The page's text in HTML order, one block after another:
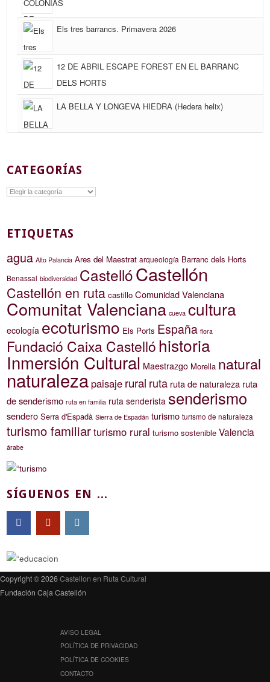
Els tres barrancs. Primavera 2026
12 DE ABRIL ESCAPE FOREST EN EL BARRANC
DELS HORTS
LA BELLA Y LONGEVA HIEDRA (Hedera helix)
CATEGORÍAS
Categorías
ETIQUETAS
agua Alto Palancia Ares del Maestrat arqueología Barranc dels Horts
Benassal biodiversidad CastellóCastellón
Castellón en ruta castillo Comunidad Valenciana
Comunitat Valenciana cueva cultura
ecología ecoturismo Els Ports España flora
Fundació Caixa Castellóhistoria
Inmersión Cultural Maestrazgo Morella natural
naturaleza paisaje rural ruta ruta de naturaleza ruta
de senderismo ruta en familia ruta senderista senderismo
sendero Serra d'Espadà Sierra de Espadán turismo turismo de naturaleza
turismo familiarturismo rural turismo sostenible Valencia
árabe
SÍGUENOS EN ...
Copyright © 2026Castellon en Ruta Cultural
Fundación Caja Castellón
AVISO LEGAL
POLÍTICA DE PRIVACIDAD
POLÍTICA DE COOKIES
CONTACTO